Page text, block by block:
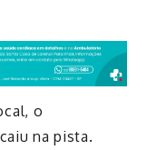
o
na pista.